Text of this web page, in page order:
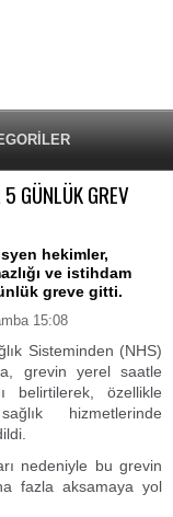
GÜNLÜK GREV
hekimler,
ve istihdam
greve gitti.
15:08
Sisteminden (NHS)
grevin yerel saatle
belirtilerek, özellikle
hizmetlerinde
nedeniyle bu grevin
fazla aksamaya yol